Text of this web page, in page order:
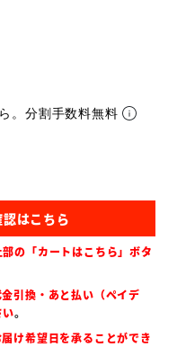
。分割手数料無料
部の「カートはこちら」ボタ
引換・あと払い（ペイデ
い。
け希望日を承ることができ